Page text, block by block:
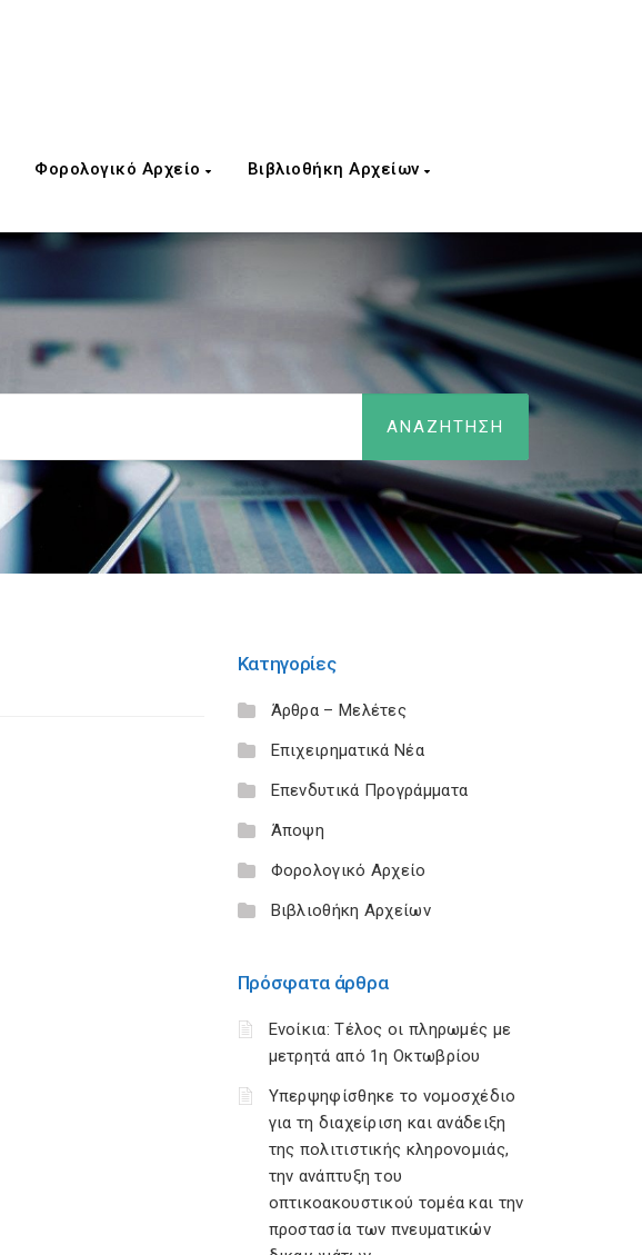
Φορολογικό Αρχείο Βιβλιοθήκη Αρχείων
Κατηγορίες
Άρθρα – Μελέτες
Επιχειρηματικά Νέα
Επενδυτικά Προγράμματα
Άποψη
Φορολογικό Αρχείο
Βιβλιοθήκη Αρχείων
Πρόσφατα άρθρα
Ενοίκια: Τέλος οι πληρωμές με
μετρητά από 1η Οκτωβρίου
Υπερψηφίσθηκε το νομοσχέδιο
για τη διαχείριση και ανάδειξη
της πολιτιστικής κληρονομιάς,
την ανάπτυξη του
οπτικοακουστικού τομέα και την
προστασία των πνευματικών